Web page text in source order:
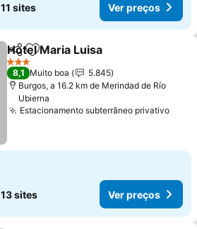
11 sites Ver preços
PartilharAdicionar aos favoritos
Hotel Maria Luisa
3 Estrelas
8,1 Muito boa
5.845
Burgos, a 16.2 km de Merindad de Río
Ubierna
Estacionamento subterrâneo privativoVer
13 sites Ver preços